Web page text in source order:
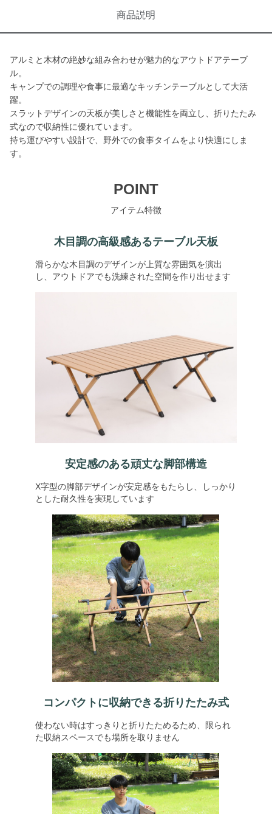
商品説明
アルミと木材の絶妙な組み合わせが魅力的なアウトドアテーブ
ル。
キャンプでの調理や食事に最適なキッチンテーブルとして大活
躍。
スラットデザインの天板が美しさと機能性を両立し、折りたたみ
式なので収納性に優れています。
持ち運びやすい設計で、野外での食事タイムをより快適にしま
す。
POINT
アイテム特徴
木目調の高級感あるテーブル天板
滑らかな木目調のデザインが上質な雰囲気を演出
し、アウトドアでも洗練された空間を作り出せます
安定感のある頑丈な脚部構造
X字型の脚部デザインが安定感をもたらし、しっかり
とした耐久性を実現しています
コンパクトに収納できる折りたたみ式
使わない時はすっきりと折りたためるため、限られ
た収納スペースでも場所を取りません